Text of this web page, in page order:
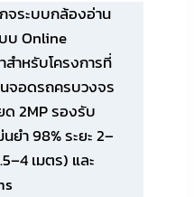
จระบบกล้องอ่าน
บOnline
ำหรับโครงการที่
จอดรถครบวงจร
ด 2MP รองรับ
ยำ 98% ระยะ 2–
เมตร) และ